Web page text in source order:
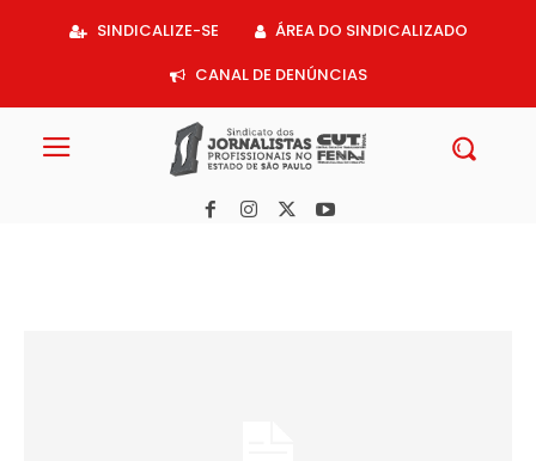
SINDICALIZE-SE
ÁREA DO SINDICALIZADO
CANAL DE DENÚNCIAS